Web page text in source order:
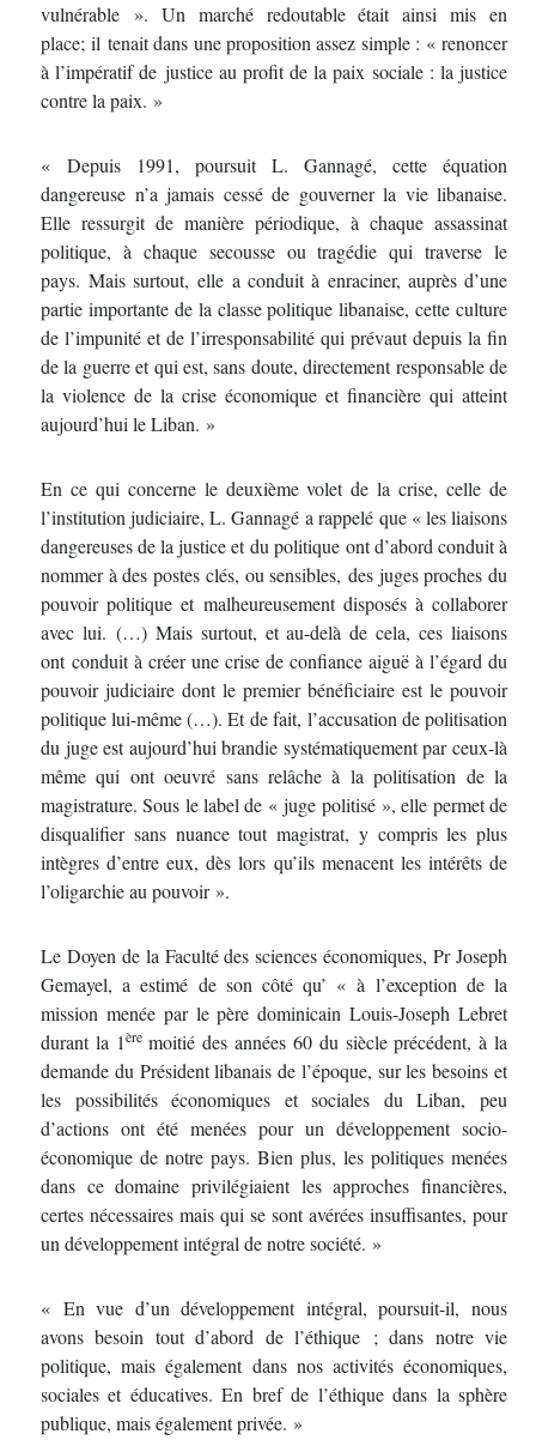
vulnérable ». Un marché redoutable était ainsi mis en
place; il tenait dans une proposition assez simple : « renoncer
à l’impératif de justice au profit de la paix sociale : la justice
contre la paix. »
« Depuis 1991, poursuit L. Gannagé, cette équation
dangereuse n’a jamais cessé de gouverner la vie libanaise.
Elle ressurgit de manière périodique, à chaque assassinat
politique, à chaque secousse ou tragédie qui traverse le
pays. Mais surtout, elle a conduit à enraciner, auprès d’une
partie importante de la classe politique libanaise, cette culture
de l’impunité et de l’irresponsabilité qui prévaut depuis la fin
de la guerre et qui est, sans doute, directement responsable de
la violence de la crise économique et financière qui atteint
aujourd’hui le Liban. »
En ce qui concerne le deuxième volet de la crise, celle de
l’institution judiciaire, L. Gannagé a rappelé que « les liaisons
dangereuses de la justice et du politique ont d’abord conduit à
nommer à des postes clés, ou sensibles, des juges proches du
pouvoir politique et malheureusement disposés à collaborer
avec lui. (…) Mais surtout, et au-delà de cela, ces liaisons
ont conduit à créer une crise de confiance aiguë à l’égard du
pouvoir judiciaire dont le premier bénéficiaire est le pouvoir
politique lui-même (…). Et de fait, l’accusation de politisation
du juge est aujourd’hui brandie systématiquement par ceux-là
même qui ont oeuvré sans relâche à la politisation de la
magistrature. Sous le label de « juge politisé », elle permet de
disqualifier sans nuance tout magistrat, y compris les plus
intègres d’entre eux, dès lors qu’ils menacent les intérêts de
l’oligarchie au pouvoir ».
Le Doyen de la Faculté des sciences économiques, Pr Joseph
Gemayel, a estimé de son côté qu’ « à l’exception de la
mission menée par le père dominicain Louis-Joseph Lebret
durant la 1èremoitié des années 60 du siècle précédent, à la
demande du Président libanais de l’époque, sur les besoins et
les possibilités économiques et sociales du Liban, peu
d’actions ont été menées pour un développement socio-
économique de notre pays. Bien plus, les politiques menées
dans ce domaine privilégiaient les approches financières,
certes nécessaires mais qui se sont avérées insuffisantes, pour
un développement intégral de notre société. »
« En vue d’un développement intégral, poursuit-il, nous
avons besoin tout d’abord de l’éthique ; dans notre vie
politique, mais également dans nos activités économiques,
sociales et éducatives. En bref de l’éthique dans la sphère
publique, mais également privée. »